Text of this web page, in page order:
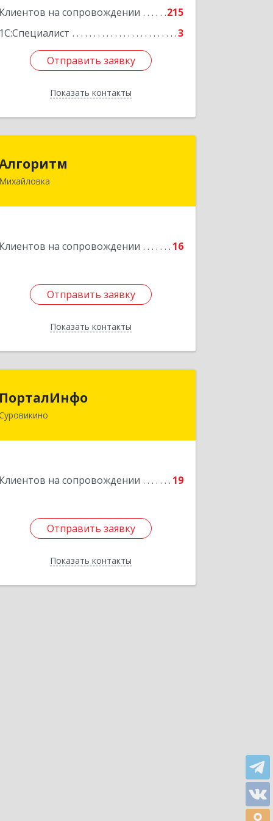
Клиентов на сопровождении
215
1С:Специалист
3
Отправить заявку
Показать контакты
Отправить заявку
Назад
Михайловка
Клиентов на сопровождении 16
Отправить заявку
Показать контакты
Отправить заявку
Назад
ПорталИнфо
Клиентов на сопровождении 19
Отправить заявку
Показать контакты
404414, г.Суровкино Волгоградской
Отправить заявку
Назад